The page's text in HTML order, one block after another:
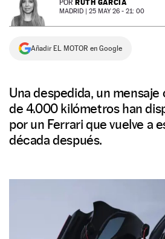
NEWSLETTER
SÍGUENOS
POR RUTH GARCÍA
MADRID | 25 MAY 26 - 21: 00
Añadir EL MOTOR en Google
Una despedida, un
de 4.000 kilómetros han
por un Ferrari que vuelve a
década después.